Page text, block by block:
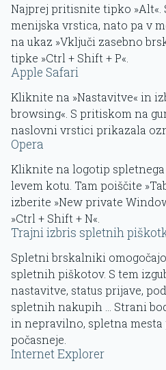
Najprej pritisnite tipko »Alt«.
menijska vrstica, nato pa v
na ukaz »Vključi zasebno
tipke »Ctrl + Shift + P«.
Apple Safari
Kliknite na »Nastavitve« in
browsing«. S pritiskom na
naslovni vrstici prikazala
Opera
Kliknite na logotip
levem kotu. Tam poiščite
izberite »New private
»Ctrl + Shift + N«.
Trajni izbris spletnih
Spletni brskalniki
spletnih piškotov. S tem
nastavitve, status prijave,
spletnih nakupih … Strani
in nepravilno, spletna mesta
počasneje.
Internet Explorer